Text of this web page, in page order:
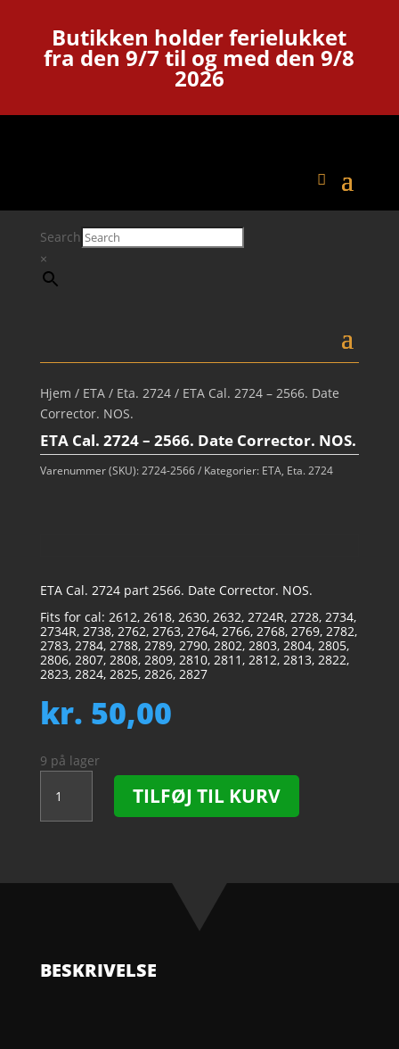
Butikken holder ferielukket
fra den 9/7 til og med den 9/8
2026
Search
×
Hjem / ETA/ Eta. 2724/ ETA Cal. 2724 – 2566. Date
Corrector. NOS.
ETA Cal. 2724 – 2566. Date Corrector. NOS.
Varenummer (SKU):2724-2566 Kategorier: ETA, Eta. 2724
ETA Cal. 2724 part 2566. Date Corrector. NOS.
Fits for cal: 2612, 2618, 2630, 2632, 2724R, 2728, 2734,
2734R, 2738, 2762, 2763, 2764, 2766, 2768, 2769, 2782,
2783, 2784, 2788, 2789, 2790, 2802, 2803, 2804, 2805,
2806, 2807, 2808, 2809, 2810, 2811, 2812, 2813, 2822,
2823, 2824, 2825, 2826, 2827
kr. 50,00
9 på lager
Cal.
2724
Date
TILFØJ TIL KURV
BESKRIVELSE